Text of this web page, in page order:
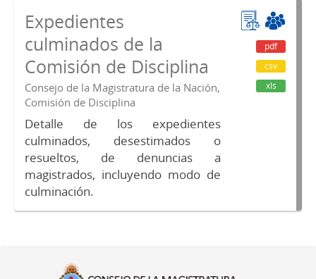
Expedientes
culminados de la
Comisión de Disciplina
Consejo de la Magistratura de la Nación,
Comisión de Disciplina
Detalle de los expedientes
culminados, desestimados o
resueltos, de denuncias a
magistrados, incluyendo modo de
culminación.
pdf
csv
xls